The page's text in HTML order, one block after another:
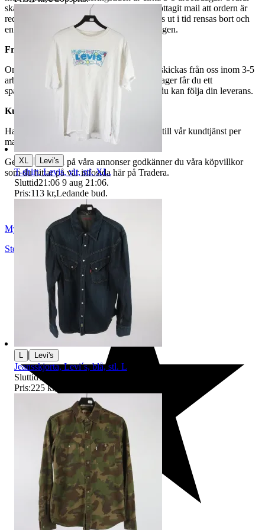
ska hämtas senast 7 dagar efter att man mottagit mail att ordern är
redo för avhämtning. Ordrar som ej hämtas ut i tid rensas bort och
en avgift på 84 kr dras av från återbetalningen.
Frakt
Om du har valt frakt kommer din vara att skickas från oss inom 3-5
arbetsdagar. När din vara har lämnat vårt lager får du ett
spårningsnummer av DSV inom kort där du kan följa din leverans.
Kundservice
Har du frågor eller funderingar hör av dig till vår kundtjänst per
mail:
webbshop@myrorna.se
Genom att buda på våra annonser godkänner du våra köpvillkor
som du hittar på vår infosida här på Tradera.
Myrorna
Stockholm , Sverige
XL | Levi's
T-shirt, Levis, vit, stl. XL.
Sluttid21:06 9 aug 21:06.
Pris:113 kr,Ledande bud.
| Levi's
Jeansskjorta, Levi´s, blå, stl. L
Sluttid18:37
Pris:225 kr